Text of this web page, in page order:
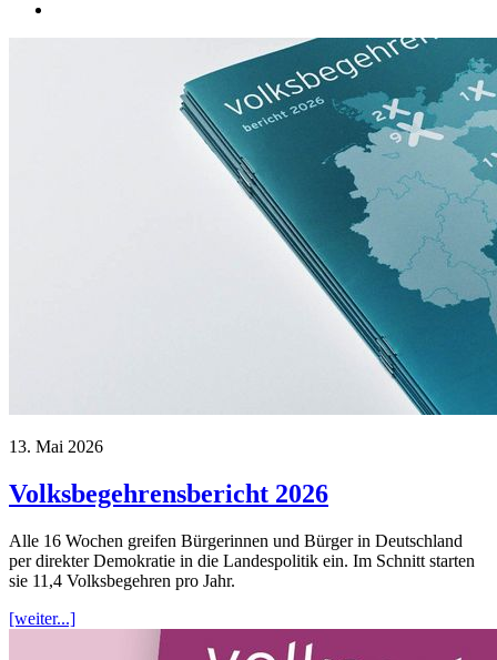
13. Mai 2026
Volksbegehrensbericht 2026
Alle 16 Wochen greifen Bürgerinnen und Bürger in Deutschland
per direkter Demokratie in die Landespolitik ein. Im Schnitt starten
sie 11,4 Volksbegehren pro Jahr.
[weiter...]